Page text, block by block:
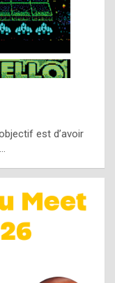
est d’avoir